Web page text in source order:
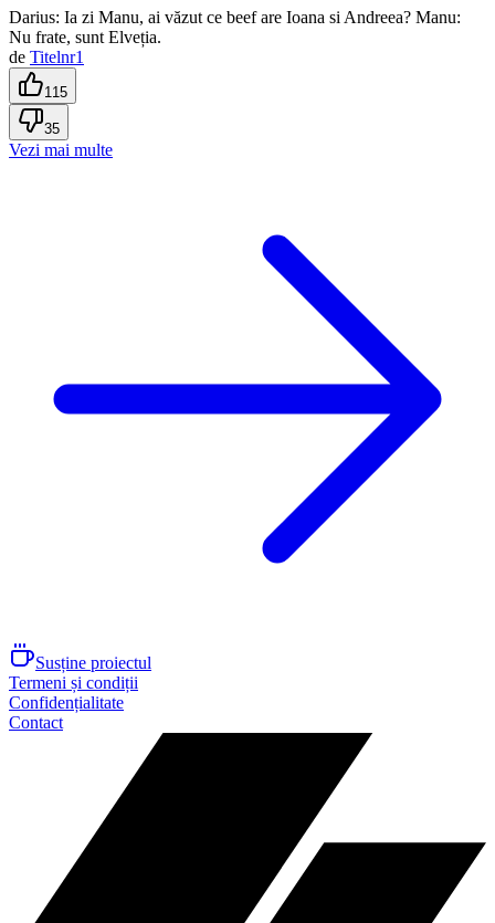
Darius: Ia zi Manu, ai văzut ce beef are Ioana si Andreea? Manu:
Nu frate, sunt Elveția.
de Titelnr1
115
35
Vezi mai multe
Susține proiectul
Termeni și condiții
Confidențialitate
Contact